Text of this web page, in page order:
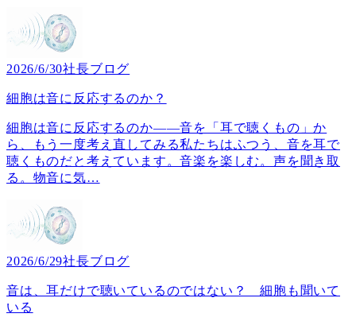
2026/6/30社長ブログ
細胞は音に反応するのか？
細胞は音に反応するのか――音を「耳で聴くもの」か
ら、もう一度考え直してみる私たちはふつう、音を耳で
聴くものだと考えています。音楽を楽しむ。声を聞き取
る。物音に気…
2026/6/29社長ブログ
音は、耳だけで聴いているのではない？ 細胞も聞いて
いる